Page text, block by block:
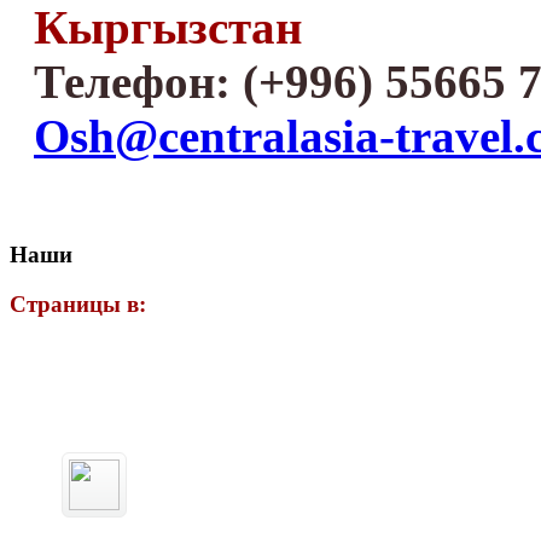
Кыргызстан
Телефон: (+996) 55665
Osh@centralasia-
Наши
Страницы в: